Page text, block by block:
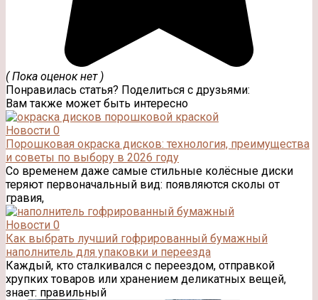
( Пока оценок нет )
Понравилась статья? Поделиться с друзьями:
Вам также может быть интересно
Новости 0
Порошковая окраска дисков: технология, преимущества
и советы по выбору в 2026 году
Со временем даже самые стильные колёсные диски
теряют первоначальный вид: появляются сколы от
гравия,
Новости 0
Как выбрать лучший гофрированный бумажный
наполнитель для упаковки и переезда
Каждый, кто сталкивался с переездом, отправкой
хрупких товаров или хранением деликатных вещей,
знает: правильный